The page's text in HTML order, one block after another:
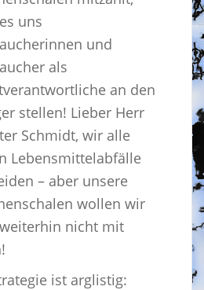
uns
und
als
an den
stellen! Lieber Herr
Schmidt, wir alle
Lebensmittelabfälle
– aber unsere
wollen wir
nicht mit
ist arglistig: